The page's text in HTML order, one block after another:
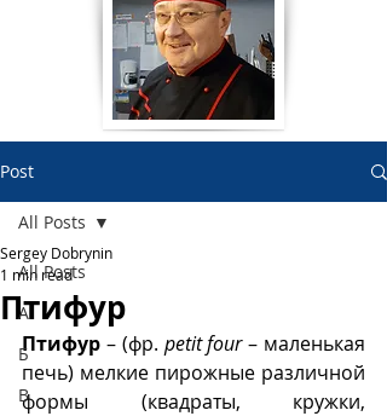
Post
All Posts
А
Б
В
All Posts
Птифур
Sergey Dobrynin
1 min read
Птифур – (фр. petit four – маленькая
печь) мелкие пирожные различной
формы (квадраты, кружки,